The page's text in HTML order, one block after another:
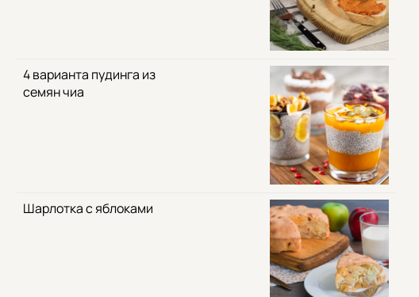
4 варианта пудинга из
семян чиа
Шарлотка с яблоками